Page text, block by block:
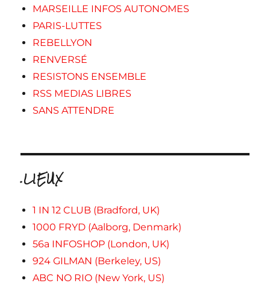
MARSEILLE INFOS AUTONOMES
PARIS-LUTTES
REBELLYON
RENVERSÉ
RESISTONS ENSEMBLE
RSS MEDIAS LIBRES
SANS ATTENDRE
.LIEUX
1 IN 12 CLUB (Bradford, UK)
1000 FRYD (Aalborg, Denmark)
56a INFOSHOP (London, UK)
924 GILMAN (Berkeley, US)
ABC NO RIO (New York, US)